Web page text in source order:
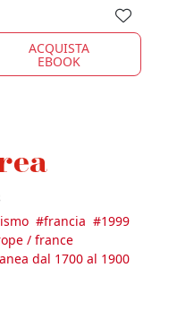
ACQUISTA
EBOOK
#francia #1999
/ france
dal 1700 al 1900